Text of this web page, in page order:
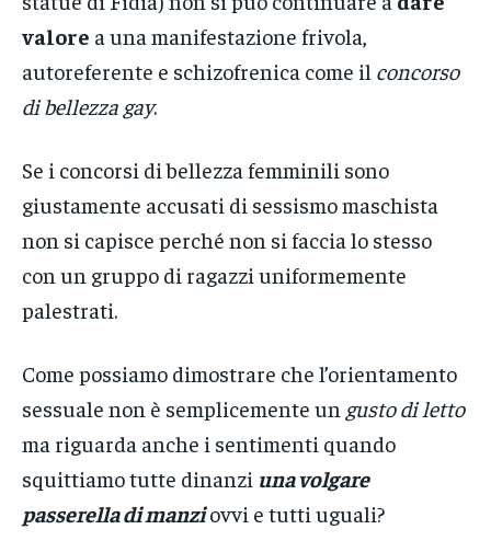
valore a una manifestazione frivola,
autoreferente e schizofrenica come il concorso
di bellezza gay.
Se i concorsi di bellezza femminili sono
giustamente accusati di sessismo maschista
non si capisce perché non si faccia lo stesso
con un gruppo di ragazzi uniformemente
palestrati.
Come possiamo dimostrare che l’orientamento
sessuale non è semplicemente un gusto di letto
ma riguarda anche i sentimenti quando
squittiamo tutte dinanzi una volgare
passerella di manziovvi e tutti uguali?